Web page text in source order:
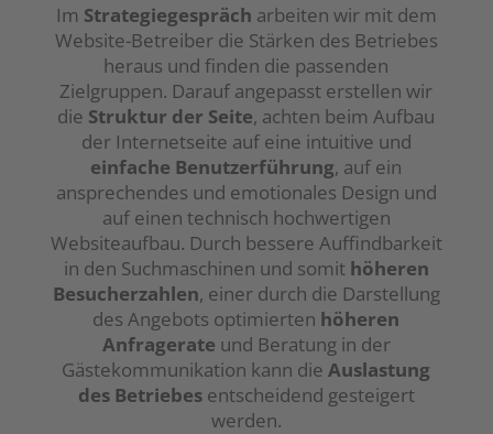
Im Strategiegespräch arbeiten wir mit dem
Website-Betreiber die Stärken des Betriebes
heraus und finden die passenden
Zielgruppen. Darauf angepasst erstellen wir
die Struktur der Seite, achten beim Aufbau
der Internetseite auf eine intuitive und
einfache Benutzerführung, auf ein
ansprechendes und emotionales Design und
auf einen technisch hochwertigen
Websiteaufbau. Durch bessere Auffindbarkeit
in den Suchmaschinen und somit höheren
Besucherzahlen, einer durch die Darstellung
des Angebots optimierten höheren
Anfragerate und Beratung in der
Gästekommunikation kann dieAuslastung
des Betriebesentscheidend gesteigert
werden.